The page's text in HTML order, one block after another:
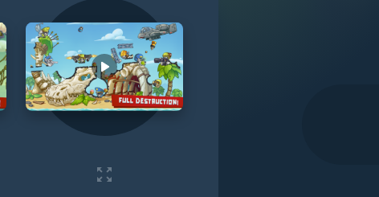
Play video